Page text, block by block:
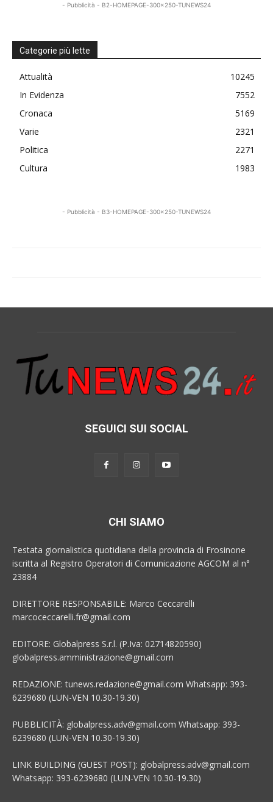
- Pubblicità - B2-HOMEPAGE-300x250-TUNEWS24
Categorie più lette
Attualità
10245
In Evidenza
7552
Cronaca
5169
Varie
2321
Politica
2271
Cultura
1983
- Pubblicità - B3-HOMEPAGE-300x250-TUNEWS24
SEGUICI SUI SOCIAL
CHI SIAMO
Testata giornalistica quotidiana della provincia di Frosinone
iscritta al Registro Operatori di Comunicazione AGCOM al n°
23884
DIRETTORE RESPONSABILE: Marco Ceccarelli
marcoceccarelli.fr@gmail.com
EDITORE: Globalpress S.r.l. (P.Iva: 02714820590)
globalpress.amministrazione@gmail.com
REDAZIONE: tunews.redazione@gmail.com Whatsapp: 393-
6239680 (LUN-VEN 10.30-19.30)
PUBBLICITÀ: globalpress.adv@gmail.com Whatsapp: 393-
6239680 (LUN-VEN 10.30-19.30)
LINK BUILDING (GUEST POST): globalpress.adv@gmail.com
Whatsapp: 393-6239680 (LUN-VEN 10.30-19.30)